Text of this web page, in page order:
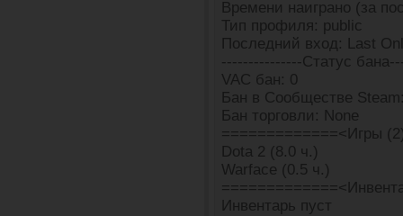
Времени наиграно (за
Тип профиля: public
Последний вход: Last
---------------Статус
VAC бан: 0
Бан в Сообществе
Бан торговли: None
=============<Игры
Dota 2 (8.0 ч.)
Warface (0.5 ч.)
Инвентарь пуст